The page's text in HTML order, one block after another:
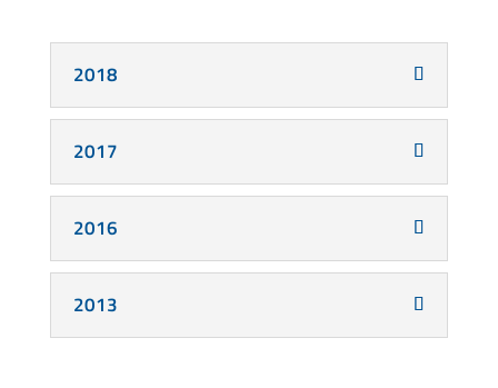
2018
2017
2016
2013